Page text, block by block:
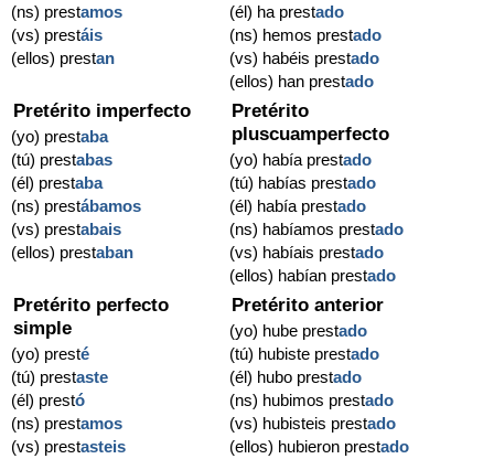
(ns) prestamos
(vs) prestáis
(ellos) prestan
(él) ha prestado
(ns) hemos prestado
(vs) habéis prestado
(ellos) han prestado
Pretérito imperfecto
(yo) prestaba
(tú) prestabas
(él) prestaba
(ns) prestábamos
(vs) prestabais
(ellos) prestaban
Pretérito
pluscuamperfecto
(yo) había prestado
(tú) habías prestado
(él) había prestado
(ns) habíamos prestado
(vs) habíais prestado
(ellos) habían prestado
Pretérito perfecto
simple
(yo) presté
(tú) prestaste
(él) prestó
(ns) prestamos
(vs) prestasteis
Pretérito anterior
(yo) hube prestado
(tú) hubiste prestado
(él) hubo prestado
(ns) hubimos prestado
(vs) hubisteis prestado
(ellos) hubieron prestado